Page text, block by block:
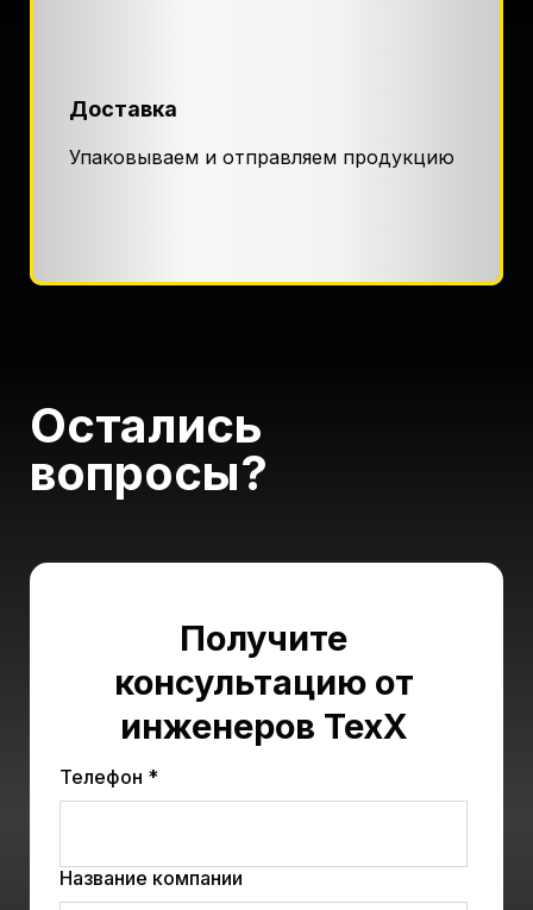
Доставка
Упаковываем и отправляем продукцию
Остались
вопросы?
Получите
консультацию от
инженеров ТехХ
Телефон *
Название компании